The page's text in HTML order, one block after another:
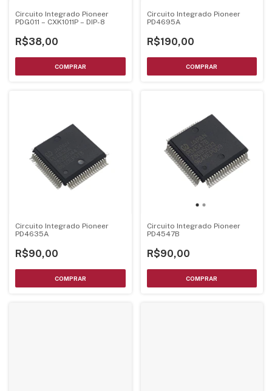
Circuito Integrado Pioneer
PDG011 – CXK1011P – DIP-8
R$38,00
Circuito Integrado Pioneer
PD4695A
R$190,00
Circuito Integrado Pioneer
PD4635A
R$90,00
Circuito Integrado Pioneer
PD4547B
R$90,00